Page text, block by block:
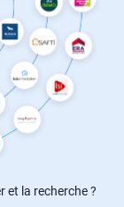
et la recherche ?